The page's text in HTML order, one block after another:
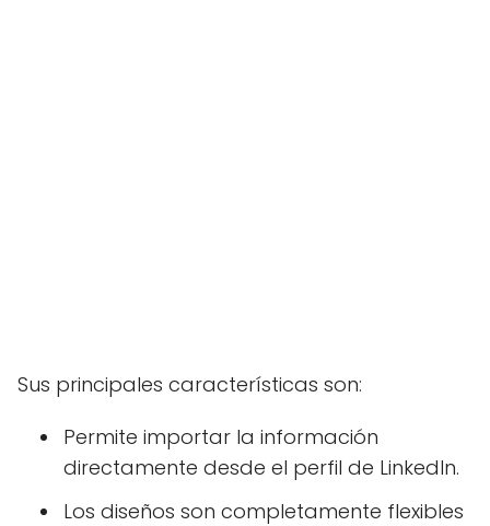
Sus principales características son:
Permite importar la información
directamente desde el perfil de LinkedIn.
Los diseños son completamente flexibles